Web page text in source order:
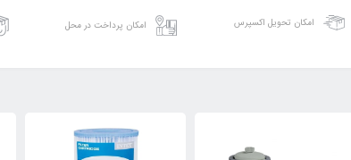
امکان تحویل اکسپرس امکان پرداخت در محل